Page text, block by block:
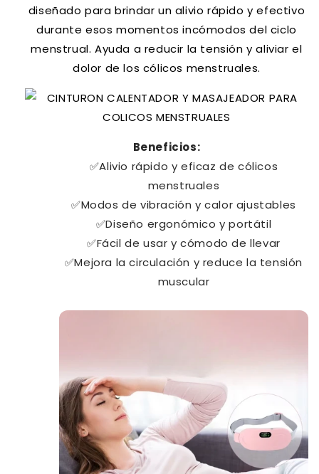
diseñado para brindar un alivio rápido y efectivo
durante esos momentos incómodos del ciclo
menstrual. Ayuda a reducir la tensión y aliviar el
dolor de los cólicos menstruales.
Beneficios:
✅Alivio rápido y eficaz de cólicos
menstruales
✅Modos de vibración y calor ajustables
✅Diseño ergonómico y portátil
✅Fácil de usar y cómodo de llevar
✅Mejora la circulación y reduce la tensión
muscular